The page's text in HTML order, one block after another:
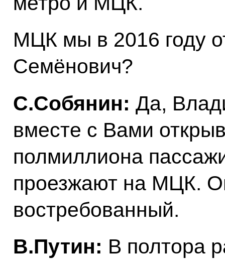
МЦК мы в 2016 году
Семёнович?
С.Собянин: Да,
вместе с Вами
полмиллиона
проезжают на МЦК.
востребованный.
В.Путин: В полтора